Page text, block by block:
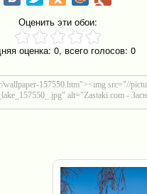
Оценить эти обои:
оценка: 0, всего голосов: 0